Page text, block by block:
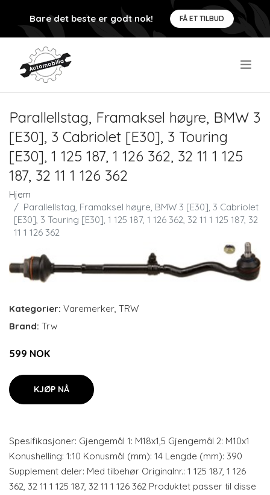
Bare det beste er godt nok! FÅ ET TILBUD
Parallellstag, Framaksel høyre, BMW 3
[E30], 3 Cabriolet [E30], 3 Touring
[E30], 1 125 187, 1 126 362, 32 11 1 125
187, 32 11 1 126 362
Hjem
Parallellstag, Framaksel høyre, BMW 3 [E30], 3 Cabriolet
[E30], 3 Touring [E30], 1 125 187, 1 126 362, 32 11 1 125 187, 32
11 1 126 362
Kategorier: Varemerker, TRW
Brand: Trw
599 NOK
KJØP NÅ
Spesifikasjoner: Gjengemål 1: M18x1,5 Gjengemål 2: M10x1
Konushelling: 1:10 Konusmål (mm): 14 Lengde (mm): 390
Supplement deler: Med tilbehør Originalnr.: 1 125 187, 1 126
362, 32 11 1 125 187, 32 11 1 126 362 Produktet passer til disse